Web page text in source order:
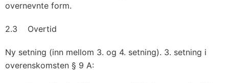
overnevnte form.
2.3 Overtid
Ny setning (inn mellom 3. og 4. setning). 3. setning i
overenskomsten § 9 A: